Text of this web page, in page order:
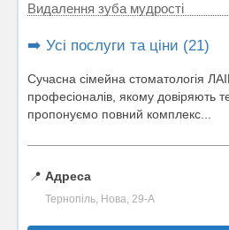
Видалення зуба мудрості
➡️ Усі послуги та ціни (21)
Сучасна сімейна стоматологія
професіоналів, якому довіряють
пропонуємо повний комплекс...
📍 Адреса
Тернопіль, Нова, 29-А